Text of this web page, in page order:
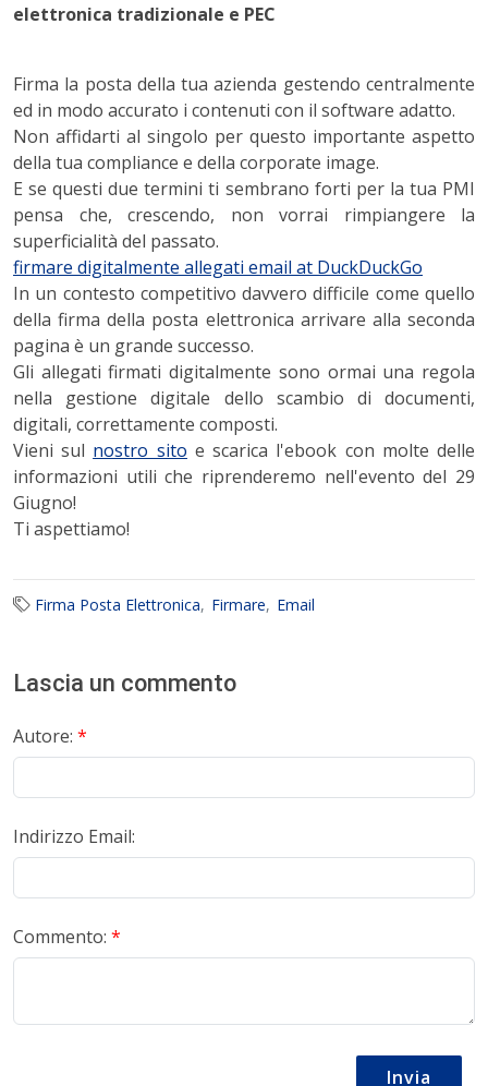
elettronica tradizionale e PEC
Firma la posta della tua azienda gestendo centralmente
ed in modo accurato i contenuti con il software adatto.
Non affidarti al singolo per questo importante aspetto
della tua compliance e della corporate image.
E se questi due termini ti sembrano forti per la tua PMI
pensa che, crescendo, non vorrai rimpiangere la
superficialità del passato.
firmare digitalmente allegati email at DuckDuckGo
In un contesto competitivo davvero difficile come quello
della firma della posta elettronica arrivare alla seconda
pagina è un grande successo.
Gli allegati firmati digitalmente sono ormai una regola
nella gestione digitale dello scambio di documenti,
digitali, correttamente composti.
Vieni sul nostro sito e scarica l'ebook con molte delle
informazioni utili che riprenderemo nell'evento del 29
Giugno!
Ti aspettiamo!
Firma Posta Elettronica Firmare Email
Lascia un commento
Autore: *
Indirizzo Email:
Commento: *
Invia